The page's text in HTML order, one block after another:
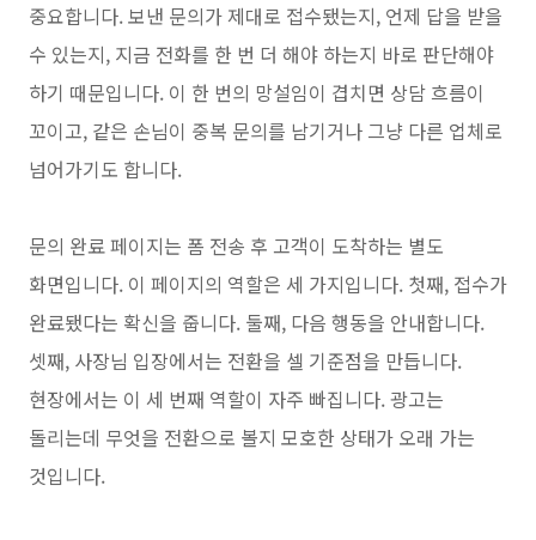
중요합니다. 보낸 문의가 제대로 접수됐는지, 언제 답을 받을
수 있는지, 지금 전화를 한 번 더 해야 하는지 바로 판단해야
하기 때문입니다. 이 한 번의 망설임이 겹치면 상담 흐름이
꼬이고, 같은 손님이 중복 문의를 남기거나 그냥 다른 업체로
넘어가기도 합니다.
문의 완료 페이지는 폼 전송 후 고객이 도착하는 별도
화면입니다. 이 페이지의 역할은 세 가지입니다. 첫째, 접수가
완료됐다는 확신을 줍니다. 둘째, 다음 행동을 안내합니다.
셋째, 사장님 입장에서는 전환을 셀 기준점을 만듭니다.
현장에서는 이 세 번째 역할이 자주 빠집니다. 광고는
돌리는데 무엇을 전환으로 볼지 모호한 상태가 오래 가는
것입니다.